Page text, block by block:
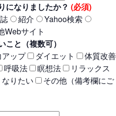
になりましたか？ (必須)
紹介
Yahoo検索
Webサイト
こと（複数可）
ップ ダイエット
体質改善
呼吸法 瞑想法
リラックス
りたい
その他（備考欄にご